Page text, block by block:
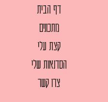
דף הבית
מתכונים
קצת עלי
הסדנאות שלי
צרו קשר